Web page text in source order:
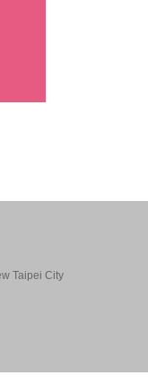
Taipei City